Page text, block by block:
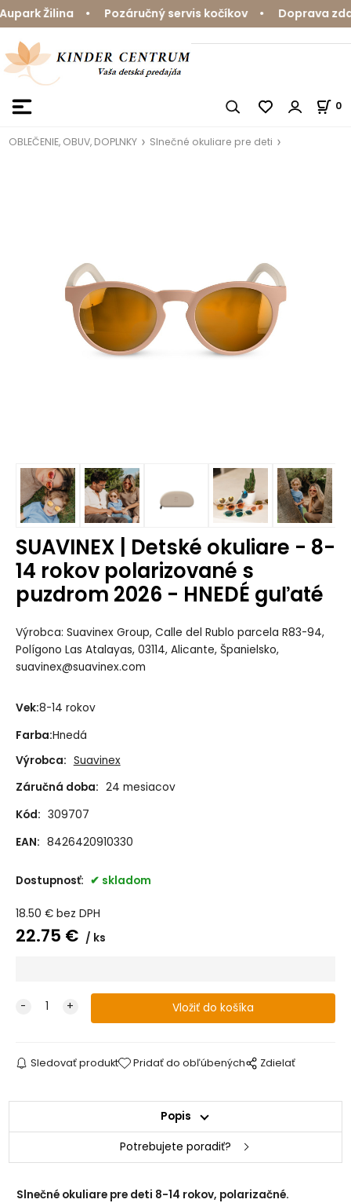
Žilina • Pozáručný servis kočíkov • Doprava
0
OBLEČENIE, OBUV, DOPLNKY Slnečné okuliare pre deti
SUAVINEX | Detské okuliare - 8-
14 rokov polarizované s
puzdrom 2026 - HNEDÉ guľaté
Výrobca: Suavinex Group, Calle del Rublo parcela R83-94,
Polígono Las Atalayas, 03114, Alicante, Španielsko,
suavinex@suavinex.com
Vek:8-14 rokov
Farba:Hnedá
Výrobca: Suavinex
Záručná doba: 24 mesiacov
Kód: 309707
EAN: 8426420910330
Dostupnosť: skladom
18.50 € bez DPH
22.75 € ks
Sledovať produkt Pridať do obľúbených Zdielať
Popis
Potrebujete poradiť?
Slnečné okuliare pre deti 8-14 rokov, polarizačné.